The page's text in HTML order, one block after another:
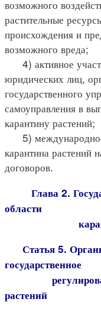
возможного
растительные
происхождения и
возможного вреда;
4) активное
юридических лиц,
государственного
самоуправления в
карантину растений;
5) международное
карантина растений
договоров.
Глава 2.
области
карантина
Статья 5.
государственное
растений